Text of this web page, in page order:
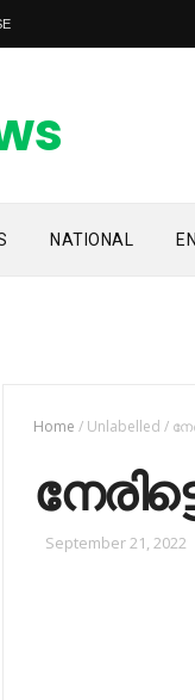
online
NATIONAL
Home / Unlabelled/
September 21, 2022